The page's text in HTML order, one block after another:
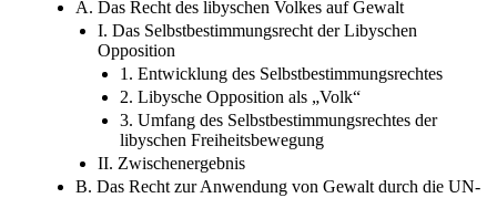
I. Das Selbstbestimmungsrecht der Libyschen
Opposition
1. Entwicklung des Selbstbestimmungsrechtes
2. Libysche Opposition als „Volk“
3. Umfang des Selbstbestimmungsrechtes der
libyschen Freiheitsbewegung
II. Zwischenergebnis
B. Das Recht zur Anwendung von Gewalt durch die UN-
Mitgliedsstaaten